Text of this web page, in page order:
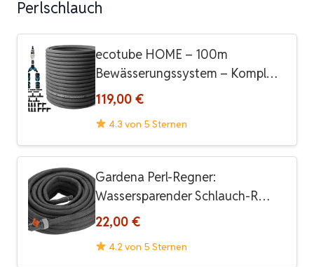
Perlschlauch
ecotube HOME – 100m
Bewässerungssystem – Kompl…
119,00 €
4.3 von 5 Sternen
Gardena Perl-Regner:
Wassersparender Schlauch-R…
22,00 €
4.2 von 5 Sternen